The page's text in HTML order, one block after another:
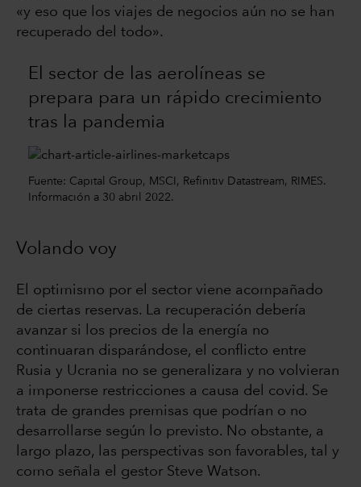
«y eso que los viajes de negocios aún no se han
recuperado del todo».
El sector de las aerolíneas se
prepara para un rápido crecimiento
tras la pandemia
Fuente: Capital Group, MSCI, Refinitiv Datastream, RIMES.
Información a 30 abril 2022.
Volando voy
El optimismo por el sector viene acompañado
de ciertas reservas. La recuperación debería
avanzar si los precios de la energía no
continuaran disparándose, el conflicto entre
Rusia y Ucrania no se generalizara y no volvieran
a imponerse restricciones a causa del covid. Se
trata de grandes premisas que podrían o no
desarrollarse según lo previsto. No obstante, a
largo plazo, las perspectivas son favorables, tal y
como señala el gestor Steve Watson.